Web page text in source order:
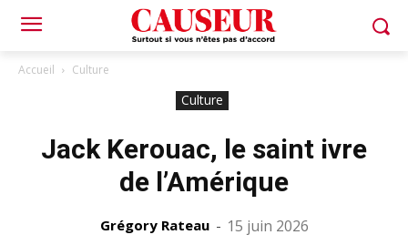
Accueil Culture
Culture
Jack Kerouac, le saint ivre
de l’Amérique
Grégory Rateau - 15 juin 2026